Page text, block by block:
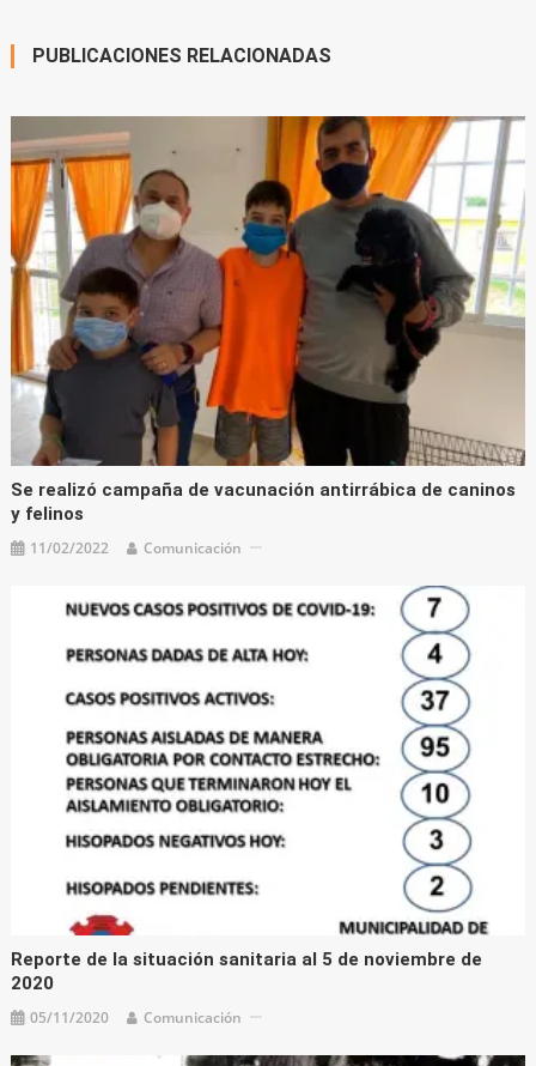
PUBLICACIONES RELACIONADAS
Se realizó campaña de vacunación antirrábica de caninos
y felinos
11/02/2022 Comunicación
Reporte de la situación sanitaria al 5 de noviembre de
2020
05/11/2020 Comunicación